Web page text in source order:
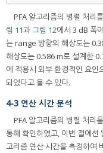
PFA 알고리즘의 병렬 처리
림 11과그림 12에서 3 dB 폭
는 range 방향의 해상도는
해상도는 0.586 m로 설계한
에 적용시 외부 환경적인 요인
되었다고 볼 수 있다.
4-3 연산 시간 분석
PFA 알고리즘의 병렬 처리
통해 확인하였고, 이번 절에선
고리즘 연산 시간을 측정하여